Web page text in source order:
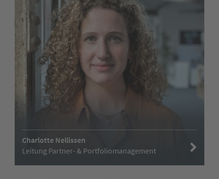
Charlotte Nellissen
Leitung Partner- & Portfoliomanagement